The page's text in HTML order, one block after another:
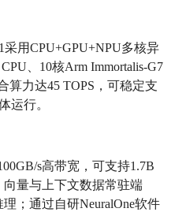
用CPU+GPU+NPU多核异
、10核Arm Immortalis-G7
算力达45 TOPS，可稳定支
运行。
s高带宽，可支持1.7B
量与上下文数据常驻端
；通过自研NeuralOne软件